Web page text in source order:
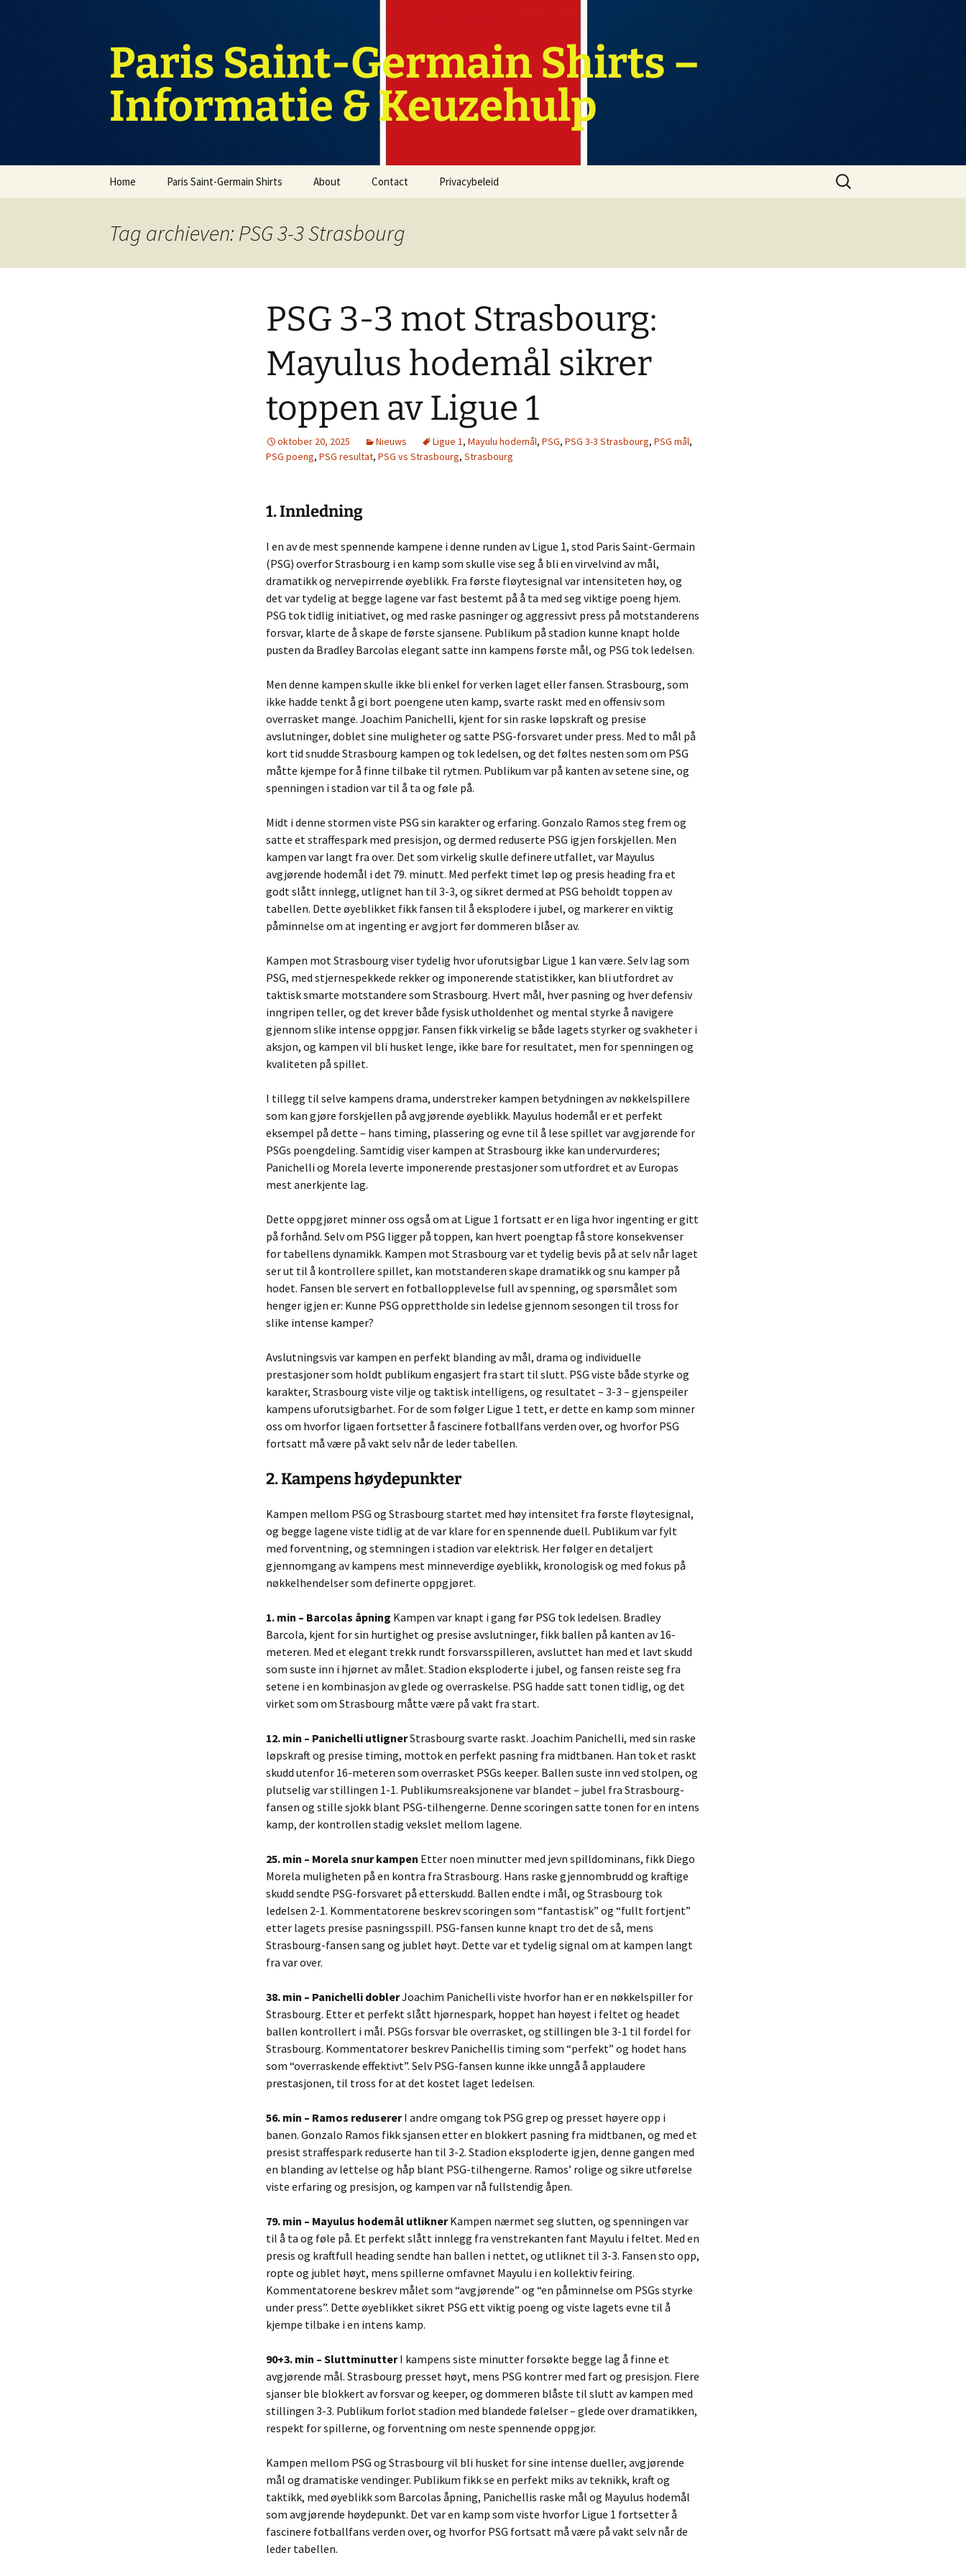
Paris Saint-Germain Shirts –
Informatie & Keuzehulp
Home Paris Saint-Germain Shirts About Contact Privacybeleid
Zoeken
naar:
Tag archieven: PSG 3-3 Strasbourg
PSG 3-3 mot Strasbourg:
Mayulus hodemål sikrer
toppen av Ligue 1
oktober 20, 2025 Nieuws Ligue 1, Mayulu hodemål, PSG, PSG 3-3 Strasbourg, PSG mål,
PSG poeng, PSG resultat, PSG vs Strasbourg, Strasbourg
1. Innledning
I en av de mest spennende kampene i denne runden av Ligue 1, stod Paris Saint-Germain
(PSG) overfor Strasbourg i en kamp som skulle vise seg å bli en virvelvind av mål,
dramatikk og nervepirrende øyeblikk. Fra første fløytesignal var intensiteten høy, og
det var tydelig at begge lagene var fast bestemt på å ta med seg viktige poeng hjem.
PSG tok tidlig initiativet, og med raske pasninger og aggressivt press på motstanderens
forsvar, klarte de å skape de første sjansene. Publikum på stadion kunne knapt holde
pusten da Bradley Barcolas elegant satte inn kampens første mål, og PSG tok ledelsen.
Men denne kampen skulle ikke bli enkel for verken laget eller fansen. Strasbourg, som
ikke hadde tenkt å gi bort poengene uten kamp, svarte raskt med en offensiv som
overrasket mange. Joachim Panichelli, kjent for sin raske løpskraft og presise
avslutninger, doblet sine muligheter og satte PSG-forsvaret under press. Med to mål på
kort tid snudde Strasbourg kampen og tok ledelsen, og det føltes nesten som om PSG
måtte kjempe for å finne tilbake til rytmen. Publikum var på kanten av setene sine, og
spenningen i stadion var til å ta og føle på.
Midt i denne stormen viste PSG sin karakter og erfaring. Gonzalo Ramos steg frem og
satte et straffespark med presisjon, og dermed reduserte PSG igjen forskjellen. Men
kampen var langt fra over. Det som virkelig skulle definere utfallet, var Mayulus
avgjørende hodemål i det 79. minutt. Med perfekt timet løp og presis heading fra et
godt slått innlegg, utlignet han til 3-3, og sikret dermed at PSG beholdt toppen av
tabellen. Dette øyeblikket fikk fansen til å eksplodere i jubel, og markerer en viktig
påminnelse om at ingenting er avgjort før dommeren blåser av.
Kampen mot Strasbourg viser tydelig hvor uforutsigbar Ligue 1 kan være. Selv lag som
PSG, med stjernespekkede rekker og imponerende statistikker, kan bli utfordret av
taktisk smarte motstandere som Strasbourg. Hvert mål, hver pasning og hver defensiv
inngripen teller, og det krever både fysisk utholdenhet og mental styrke å navigere
gjennom slike intense oppgjør. Fansen fikk virkelig se både lagets styrker og svakheter i
aksjon, og kampen vil bli husket lenge, ikke bare for resultatet, men for spenningen og
kvaliteten på spillet.
I tillegg til selve kampens drama, understreker kampen betydningen av nøkkelspillere
som kan gjøre forskjellen på avgjørende øyeblikk. Mayulus hodemål er et perfekt
eksempel på dette – hans timing, plassering og evne til å lese spillet var avgjørende for
PSGs poengdeling. Samtidig viser kampen at Strasbourg ikke kan undervurderes;
Panichelli og Morela leverte imponerende prestasjoner som utfordret et av Europas
mest anerkjente lag.
Dette oppgjøret minner oss også om at Ligue 1 fortsatt er en liga hvor ingenting er gitt
på forhånd. Selv om PSG ligger på toppen, kan hvert poengtap få store konsekvenser
for tabellens dynamikk. Kampen mot Strasbourg var et tydelig bevis på at selv når laget
ser ut til å kontrollere spillet, kan motstanderen skape dramatikk og snu kamper på
hodet. Fansen ble servert en fotballopplevelse full av spenning, og spørsmålet som
henger igjen er: Kunne PSG opprettholde sin ledelse gjennom sesongen til tross for
slike intense kamper?
Avslutningsvis var kampen en perfekt blanding av mål, drama og individuelle
prestasjoner som holdt publikum engasjert fra start til slutt. PSG viste både styrke og
karakter, Strasbourg viste vilje og taktisk intelligens, og resultatet – 3-3 – gjenspeiler
kampens uforutsigbarhet. For de som følger Ligue 1 tett, er dette en kamp som minner
oss om hvorfor ligaen fortsetter å fascinere fotballfans verden over, og hvorfor PSG
fortsatt må være på vakt selv når de leder tabellen.
2. Kampens høydepunkter
Kampen mellom PSG og Strasbourg startet med høy intensitet fra første fløytesignal,
og begge lagene viste tidlig at de var klare for en spennende duell. Publikum var fylt
med forventning, og stemningen i stadion var elektrisk. Her følger en detaljert
gjennomgang av kampens mest minneverdige øyeblikk, kronologisk og med fokus på
nøkkelhendelser som definerte oppgjøret.
1. min – Barcolas åpning Kampen var knapt i gang før PSG tok ledelsen. Bradley
Barcola, kjent for sin hurtighet og presise avslutninger, fikk ballen på kanten av 16-
meteren. Med et elegant trekk rundt forsvarsspilleren, avsluttet han med et lavt skudd
som suste inn i hjørnet av målet. Stadion eksploderte i jubel, og fansen reiste seg fra
setene i en kombinasjon av glede og overraskelse. PSG hadde satt tonen tidlig, og det
virket som om Strasbourg måtte være på vakt fra start.
12. min – Panichelli utlignerStrasbourg svarte raskt. Joachim Panichelli, med sin raske
løpskraft og presise timing, mottok en perfekt pasning fra midtbanen. Han tok et raskt
skudd utenfor 16-meteren som overrasket PSGs keeper. Ballen suste inn ved stolpen, og
plutselig var stillingen 1-1. Publikumsreaksjonene var blandet – jubel fra Strasbourg-
fansen og stille sjokk blant PSG-tilhengerne. Denne scoringen satte tonen for en intens
kamp, der kontrollen stadig vekslet mellom lagene.
25. min – Morela snur kampen Etter noen minutter med jevn spilldominans, fikk Diego
Morela muligheten på en kontra fra Strasbourg. Hans raske gjennombrudd og kraftige
skudd sendte PSG-forsvaret på etterskudd. Ballen endte i mål, og Strasbourg tok
ledelsen 2-1. Kommentatorene beskrev scoringen som “fantastisk” og “fullt fortjent”
etter lagets presise pasningsspill. PSG-fansen kunne knapt tro det de så, mens
Strasbourg-fansen sang og jublet høyt. Dette var et tydelig signal om at kampen langt
fra var over.
38. min – Panichelli doblerJoachim Panichelli viste hvorfor han er en nøkkelspiller for
Strasbourg. Etter et perfekt slått hjørnespark, hoppet han høyest i feltet og headet
ballen kontrollert i mål. PSGs forsvar ble overrasket, og stillingen ble 3-1 til fordel for
Strasbourg. Kommentatorer beskrev Panichellis timing som “perfekt” og hodet hans
som “overraskende effektivt”. Selv PSG-fansen kunne ikke unngå å applaudere
prestasjonen, til tross for at det kostet laget ledelsen.
56. min – Ramos redusererI andre omgang tok PSG grep og presset høyere opp i
banen. Gonzalo Ramos fikk sjansen etter en blokkert pasning fra midtbanen, og med et
presist straffespark reduserte han til 3-2. Stadion eksploderte igjen, denne gangen med
en blanding av lettelse og håp blant PSG-tilhengerne. Ramos’ rolige og sikre utførelse
viste erfaring og presisjon, og kampen var nå fullstendig åpen.
79. min – Mayulus hodemål utliknerKampen nærmet seg slutten, og spenningen var
til å ta og føle på. Et perfekt slått innlegg fra venstrekanten fant Mayulu i feltet. Med en
presis og kraftfull heading sendte han ballen i nettet, og utliknet til 3-3. Fansen sto opp,
ropte og jublet høyt, mens spillerne omfavnet Mayulu i en kollektiv feiring.
Kommentatorene beskrev målet som “avgjørende” og “en påminnelse om PSGs styrke
under press”. Dette øyeblikket sikret PSG ett viktig poeng og viste lagets evne til å
kjempe tilbake i en intens kamp.
90+3. min – SluttminutterI kampens siste minutter forsøkte begge lag å finne et
avgjørende mål. Strasbourg presset høyt, mens PSG kontrer med fart og presisjon. Flere
sjanser ble blokkert av forsvar og keeper, og dommeren blåste til slutt av kampen med
stillingen 3-3. Publikum forlot stadion med blandede følelser – glede over dramatikken,
respekt for spillerne, og forventning om neste spennende oppgjør.
Kampen mellom PSG og Strasbourg vil bli husket for sine intense dueller, avgjørende
mål og dramatiske vendinger. Publikum fikk se en perfekt miks av teknikk, kraft og
taktikk, med øyeblikk som Barcolas åpning, Panichellis raske mål og Mayulus hodemål
som avgjørende høydepunkt. Det var en kamp som viste hvorfor Ligue 1 fortsetter å
fascinere fotballfans verden over, og hvorfor PSG fortsatt må være på vakt selv når de
leder tabellen.